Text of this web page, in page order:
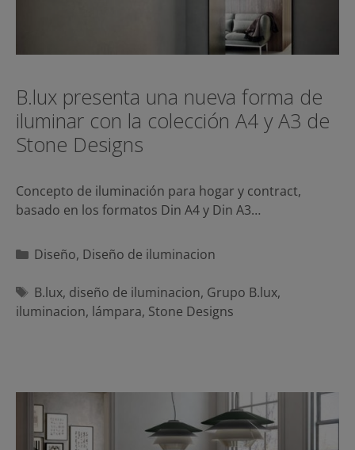
B.lux presenta una nueva forma de
iluminar con la colección A4 y A3 de
Stone Designs
Concepto de iluminación para hogar y contract,
basado en los formatos Din A4 y Din A3…
Categorías
Diseño, Diseño de iluminacion
Etiquetas
B.lux, diseño de iluminacion, Grupo B.lux,
iluminacion, lámpara, Stone Designs